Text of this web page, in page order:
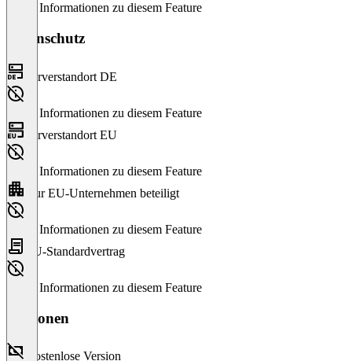
Keine Informationen zu diesem Feature
Datenschutz
Serverstandort DE
Keine Informationen zu diesem Feature
Serverstandort EU
Keine Informationen zu diesem Feature
Nur EU-Unternehmen beteiligt
Keine Informationen zu diesem Feature
EU-Standardvertrag
Keine Informationen zu diesem Feature
Versionen
Kostenlose Version